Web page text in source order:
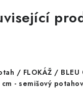
/ FLOKÁŽ / BLEU
- semišový